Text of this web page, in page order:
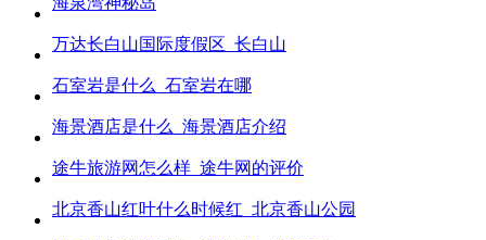
万达长白山国际度假区_长白山
石室岩是什么_石室岩在哪
海景酒店是什么_海景酒店介绍
途牛旅游网怎么样_途牛网的评价
北京香山红叶什么时候红_北京香山公园